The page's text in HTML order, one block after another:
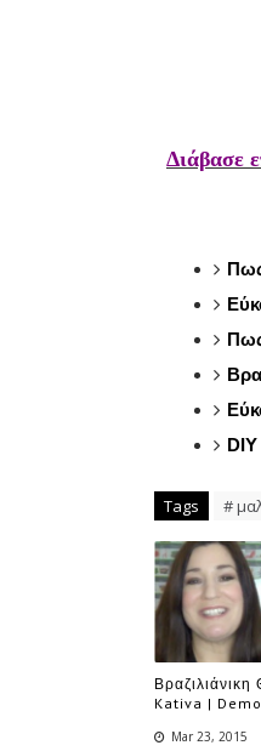
Διάβασε
Tags #
Kativa |
Mar 23, 2015